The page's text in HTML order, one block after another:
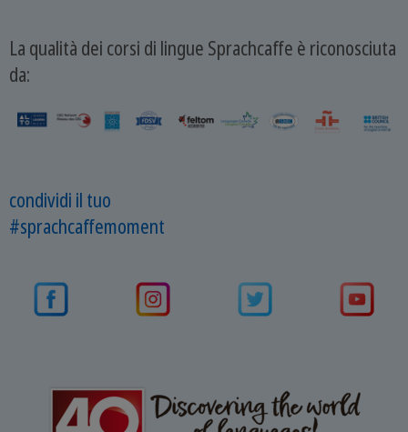
La qualità dei corsi di lingue Sprachcaffe è riconosciuta
da:
condividi il tuo
#sprachcaffemoment